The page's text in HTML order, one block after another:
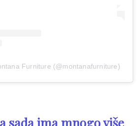
Furniture (@montanafurniture)
sada ima mnogo više